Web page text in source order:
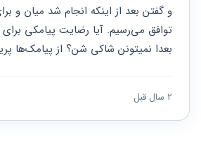
برنامه نویسی
طلاق
حقوقی
مهریه
حقوقی
کسب
سئو و
بهینه
سازی
ثبت
شرکت
بعدا نمیتونن شاکی شن؟ از پیامک‌ها پرینت گرفته ام
2 سال قبل